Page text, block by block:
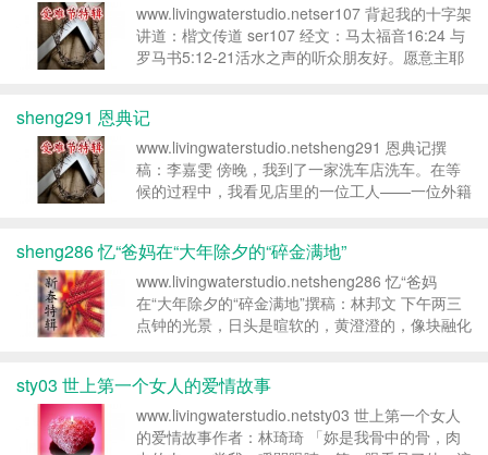
www.livingwaterstudio.netser107 背起我的十字架
讲道：楷文传道 ser107 经文：马太福音16:24 与
罗马书5:12-21活水之声的听众朋友好。愿意主耶
sheng291 恩典记
www.livingwaterstudio.netsheng291 恩典记撰
稿：李嘉雯 傍晚，我到了一家洗车店洗车。在等
候的过程中，我看见店里的一位工人——一位外籍
走来...
sheng286 忆“爸妈在“大年除夕的“碎金满地”
www.livingwaterstudio.netsheng286 忆“爸妈
在“大年除夕的“碎金满地”撰稿：林邦文 下午两三
点钟的光景，日头是暄软的，黄澄澄的，像块融化
地聚到父...
sty03 世上第一个女人的爱情故事
www.livingwaterstudio.netsty03 世上第一个女人
的爱情故事作者：林琦琦 「妳是我骨中的骨，肉